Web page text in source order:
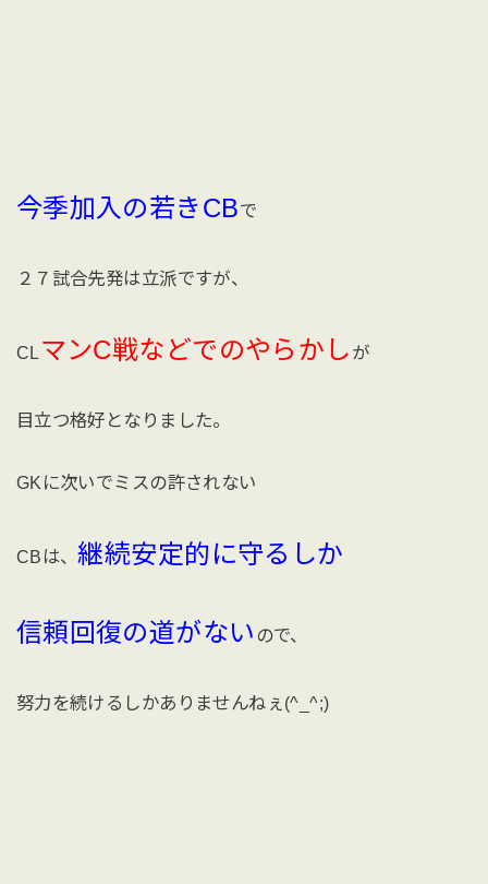
今季加入の若きCBで
２７試合先発は立派ですが、
CL マンC戦などでのやらかし が
目立つ格好となりました。
GKに次いでミスの許されない
CBは、継続安定的に守るしか
信頼回復の道がない ので、
努力を続けるしかありませんねぇ(^_^;)